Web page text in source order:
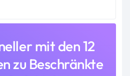
mit den 12
zu Beschränkte